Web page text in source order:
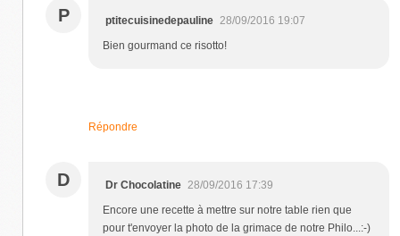
P ptitecuisinedepauline 28/09/2016 19:07
Bien gourmand ce risotto!
Répondre
D Dr Chocolatine 28/09/2016 17:39
Encore une recette à mettre sur notre table rien que
pour t'envoyer la photo de la grimace de notre Philo...:-)